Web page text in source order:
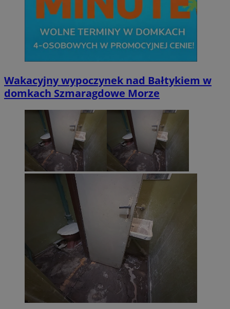
Wakacyjny wypoczynek nad Bałtykiem w
domkach Szmaragdowe Morze